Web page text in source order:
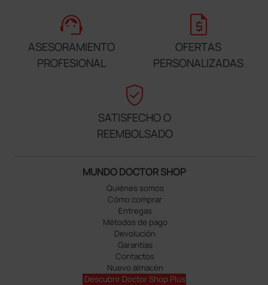
support_agent
ASESORAMIENTO
PROFESIONAL
request_quote
OFERTAS
PERSONALIZADAS
verified_user
SATISFECHO O
REEMBOLSADO
MUNDO DOCTOR SHOP
Quiénes somos
Cómo comprar
Entregas
Métodos de pago
Devolución
Garantías
Contactos
Nuevo almacén
Descubrir Doctor Shop Plus